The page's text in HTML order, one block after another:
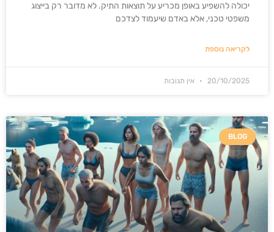
יכולה להשפיע באופן מכריע על תוצאות התיק. לא מדובר רק בייצוג
משפטי טכני, אלא באדם שיעמוד לצדכם
לקריאה נוספת
20/10/2025 אין תגובות
BLOG